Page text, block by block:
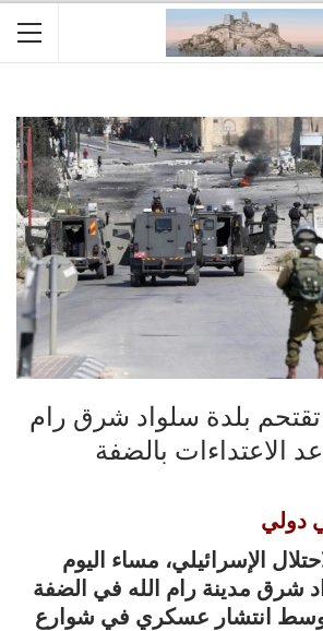
تقتحم بلدة سلواد شرق رام
الاعتداءات بالضفة
دولي
الإسرائيلي، مساء اليوم
شرق مدينة رام الله في الضفة
وسط انتشار عسكري في شوارع